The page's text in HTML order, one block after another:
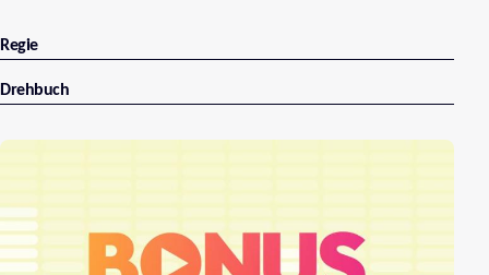
Herausforderungen, Abenteuern und dem Knüpfen
von Beziehungen.
Regie
Drehbuch